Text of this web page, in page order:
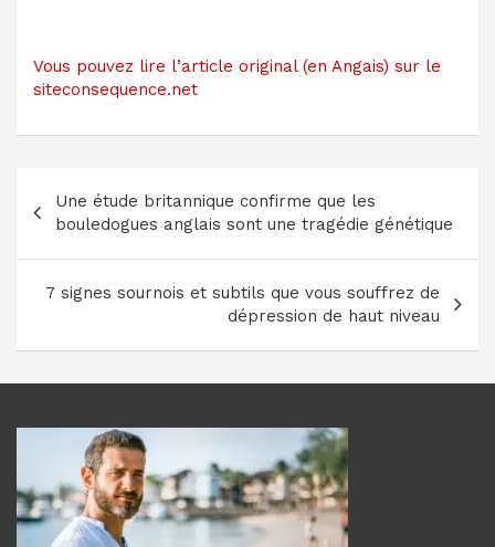
Vous pouvez lire l’article original (en Angais) sur le
siteconsequence.net
Navigation
de
l’article
Une étude britannique confirme que les
bouledogues anglais sont une tragédie génétique
7 signes sournois et subtils que vous souffrez de
dépression de haut niveau